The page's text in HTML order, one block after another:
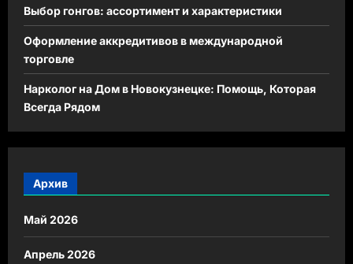
Выбор гонгов: ассортимент и характеристики
Оформление аккредитивов в международной
торговле
Нарколог на Дом в Новокузнецке: Помощь, Которая
Всегда Рядом
Архив
Май 2026
Апрель 2026